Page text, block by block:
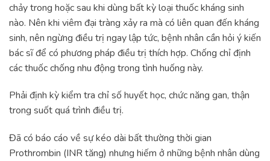
chảy trong hoặc sau khi dùng bất kỳ loại thuốc kháng sinh
nào. Nên khi viêm đại tràng xảy ra mà có liên quan đến kháng
sinh, nên ngừng điều trị ngay lập tức, bệnh nhân cần hỏi ý kiến
bác sĩ để có phương pháp điều trị thích hợp. Chống chỉ định
các thuốc chống nhu động trong tình huống này.
Phải định kỳ kiểm tra chỉ số huyết học, chức năng gan, thận
trong suốt quá trình điều trị.
Đã có báo cáo về sự kéo dài bất thường thời gian
Prothrombin (INR tăng) nhưng hiếm ở những bệnh nhân dùng